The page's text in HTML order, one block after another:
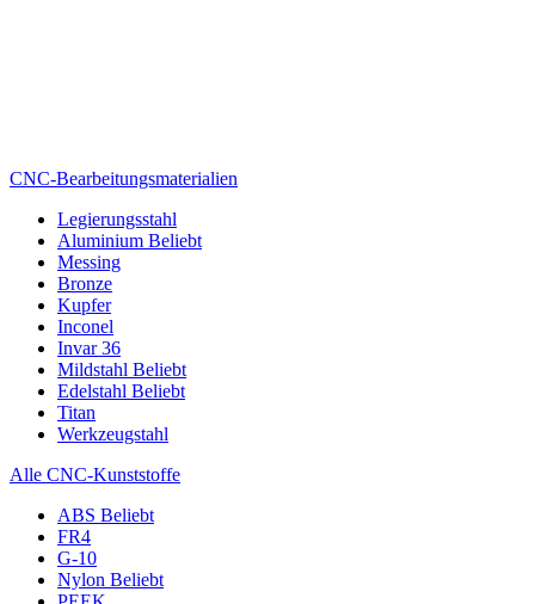
CNC-Bearbeitungsmaterialien
Legierungsstahl
Aluminium Beliebt
Messing
Bronze
Kupfer
Inconel
Invar 36
Mildstahl Beliebt
Edelstahl Beliebt
Titan
Werkzeugstahl
Alle CNC-Kunststoffe
ABS Beliebt
FR4
G-10
Nylon Beliebt